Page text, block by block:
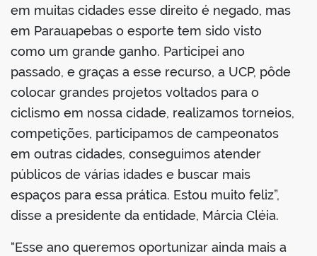
em muitas cidades esse direito é negado, mas
em Parauapebas o esporte tem sido visto
como um grande ganho. Participei ano
passado, e graças a esse recurso, a UCP, pôde
colocar grandes projetos voltados para o
ciclismo em nossa cidade, realizamos torneios,
competições, participamos de campeonatos
em outras cidades, conseguimos atender
públicos de várias idades e buscar mais
espaços para essa prática. Estou muito feliz”,
disse a presidente da entidade, Márcia Cléia.
“Esse ano queremos oportunizar ainda mais a